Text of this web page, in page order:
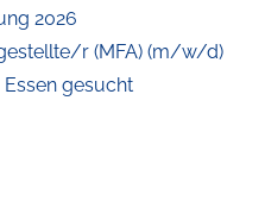
2026
r (MFA) (m/w/d)
gesucht